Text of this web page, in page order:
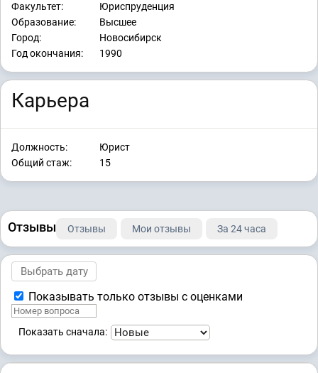
Факультет:
Юриспруденция
Образование:
Высшее
Город:
Новосибирск
Год окончания:
1990
Карьера
Должность:
Юрист
Общий стаж:
15
Отзывы Отзывы Мои отзывы За 24 часа
Показывать только отзывы с оценками
Показать сначала: